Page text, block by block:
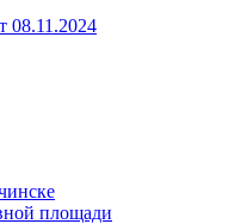
08.11.2024
площади